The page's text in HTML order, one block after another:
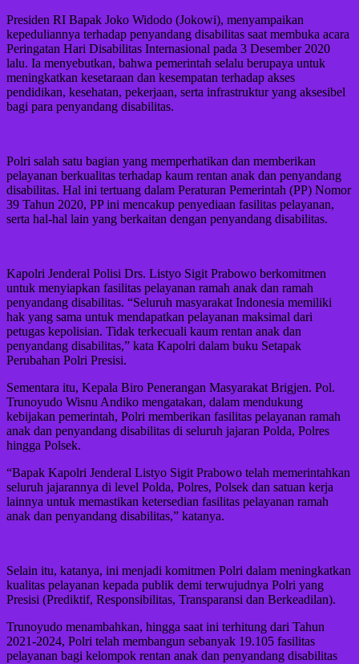
Presiden RI Bapak Joko Widodo (Jokowi), menyampaikan
kepeduliannya terhadap penyandang disabilitas saat membuka acara
Peringatan Hari Disabilitas Internasional pada 3 Desember 2020
lalu. Ia menyebutkan, bahwa pemerintah selalu berupaya untuk
meningkatkan kesetaraan dan kesempatan terhadap akses
pendidikan, kesehatan, pekerjaan, serta infrastruktur yang aksesibel
bagi para penyandang disabilitas.
Polri salah satu bagian yang memperhatikan dan memberikan
pelayanan berkualitas terhadap kaum rentan anak dan penyandang
disabilitas. Hal ini tertuang dalam Peraturan Pemerintah (PP) Nomor
39 Tahun 2020, PP ini mencakup penyediaan fasilitas pelayanan,
serta hal-hal lain yang berkaitan dengan penyandang disabilitas.
Kapolri Jenderal Polisi Drs. Listyo Sigit Prabowo berkomitmen
untuk menyiapkan fasilitas pelayanan ramah anak dan ramah
penyandang disabilitas. “Seluruh masyarakat Indonesia memiliki
hak yang sama untuk mendapatkan pelayanan maksimal dari
petugas kepolisian. Tidak terkecuali kaum rentan anak dan
penyandang disabilitas,” kata Kapolri dalam buku Setapak
Perubahan Polri Presisi.
Sementara itu, Kepala Biro Penerangan Masyarakat Brigjen. Pol.
Trunoyudo Wisnu Andiko mengatakan, dalam mendukung
kebijakan pemerintah, Polri memberikan fasilitas pelayanan ramah
anak dan penyandang disabilitas di seluruh jajaran Polda, Polres
hingga Polsek.
“Bapak Kapolri Jenderal Listyo Sigit Prabowo telah memerintahkan
seluruh jajarannya di level Polda, Polres, Polsek dan satuan kerja
lainnya untuk memastikan ketersedian fasilitas pelayanan ramah
anak dan penyandang disabilitas,” katanya.
Selain itu, katanya, ini menjadi komitmen Polri dalam meningkatkan
kualitas pelayanan kepada publik demi terwujudnya Polri yang
Presisi (Prediktif, Responsibilitas, Transparansi dan Berkeadilan).
Trunoyudo menambahkan, hingga saat ini terhitung dari Tahun
2021-2024, Polri telah membangun sebanyak 19.105 fasilitas
pelayanan bagi kelompok rentan anak dan penyandang disabilitas